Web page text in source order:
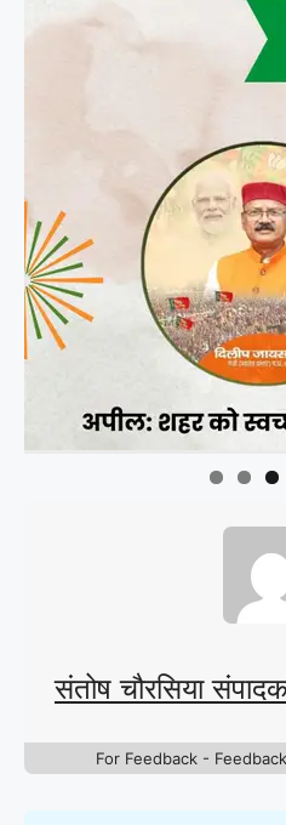
संतोष चौरसिया
For Feedback -